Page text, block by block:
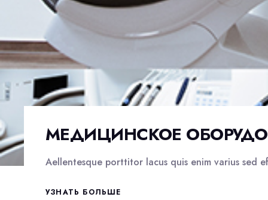
МЕДИЦИНСКОЕ
Aellentesque porttitor lacus quis enim varius sed
УЗНАТЬ БОЛЬШЕ